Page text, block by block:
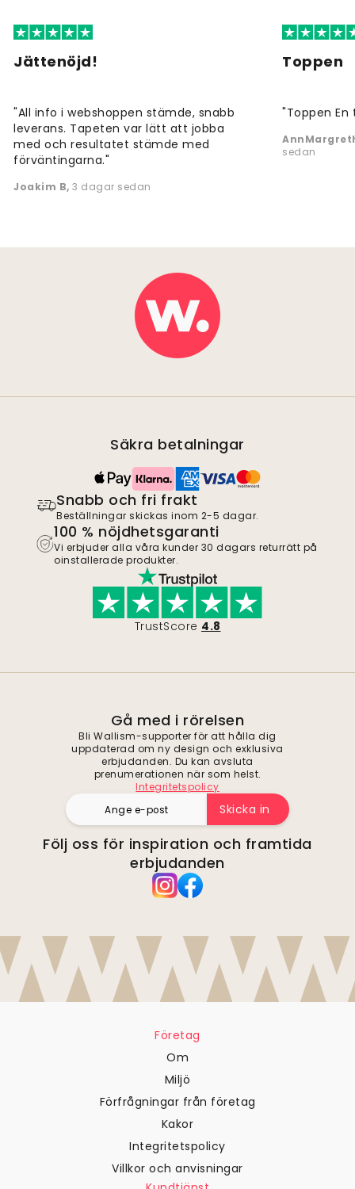
Jättenöjd!
"All info i webshoppen stämde, snabb
leverans. Tapeten var lätt att jobba
med och resultatet stämde med
förväntingarna."
Joakim B, 3 dagar sedan
Toppen
"Toppen
sedan
Säkra betalningar
Snabb och fri frakt
Beställningar skickas inom 2-5 dagar.
100 % nöjdhetsgaranti
Vi erbjuder alla våra kunder 30 dagars returrätt på
oinstallerade produkter.
TrustScore 4.8
Gå med i rörelsen
Bli Wallism-supporter för att hålla dig
uppdaterad om ny design och exklusiva
erbjudanden. Du kan avsluta
prenumerationen när som helst.
Integritetspolicy
Skicka in
Följ oss för inspiration och framtida
erbjudanden
Företag
Om
Miljö
Förfrågningar från företag
Kakor
Integritetspolicy
Villkor och anvisningar